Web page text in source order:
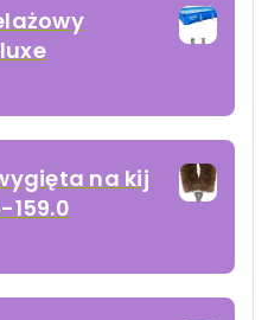
na kij
159.0